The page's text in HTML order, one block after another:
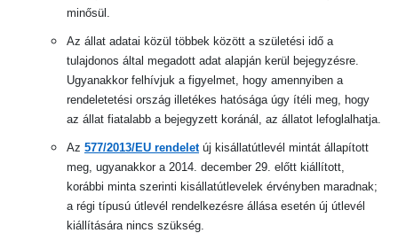
minősül.
Az állat adatai közül többek között a születési idő a
tulajdonos által megadott adat alapján kerül bejegyzésre.
Ugyanakkor felhívjuk a figyelmet, hogy amennyiben a
rendeletetési ország illetékes hatósága úgy ítéli meg, hogy
az állat fiatalabb a bejegyzett koránál, az állatot lefoglalhatja.
Az 577/2013/EU rendelet új kisállatútlevél mintát állapított
meg, ugyanakkor a 2014. december 29. előtt kiállított,
korábbi minta szerinti kisállatútlevelek érvényben maradnak;
a régi típusú útlevél rendelkezésre állása esetén új útlevél
kiállítására nincs szükség.